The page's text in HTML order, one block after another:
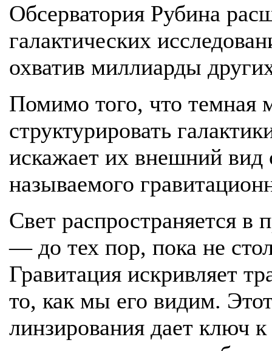
Обсерватория Рубина
галактических
охватив миллиарды
Помимо того, что темная
структурировать
искажает их внешний
называемого
Свет распространяется в
— до тех пор, пока не
Гравитация искривляет
то, как мы его видим.
линзирования дает ключ